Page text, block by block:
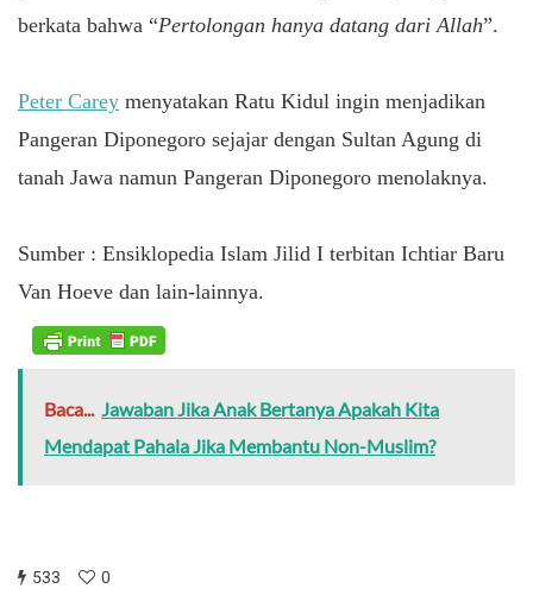
berkata bahwa “Pertolongan hanya datang dari Allah”.
Peter Carey menyatakan Ratu Kidul ingin menjadikan
Pangeran Diponegoro sejajar dengan Sultan Agung di
tanah Jawa namun Pangeran Diponegoro menolaknya.
Sumber : Ensiklopedia Islam Jilid I terbitan Ichtiar Baru
Van Hoeve dan lain-lainnya.
Baca... Jawaban Jika Anak Bertanya Apakah Kita
Mendapat Pahala Jika Membantu Non-Muslim?
533 0